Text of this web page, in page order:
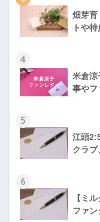
畑芽育
トや
4
米倉涼
事やフ
5
江頭
クラブ
6
【ミ
ファン